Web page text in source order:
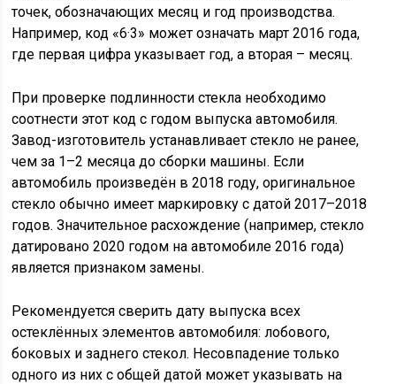
точек, обозначающих месяц и год производства.
Например, код «6·3» может означать март 2016 года,
где первая цифра указывает год, а вторая – месяц.
При проверке подлинности стекла необходимо
соотнести этот код с годом выпуска автомобиля.
Завод-изготовитель устанавливает стекло не ранее,
чем за 1–2 месяца до сборки машины. Если
автомобиль произведён в 2018 году, оригинальное
стекло обычно имеет маркировку с датой 2017–2018
годов. Значительное расхождение (например, стекло
датировано 2020 годом на автомобиле 2016 года)
является признаком замены.
Рекомендуется сверить дату выпуска всех
остеклённых элементов автомобиля: лобового,
боковых и заднего стекол. Несовпадение только
одного из них с общей датой может указывать на